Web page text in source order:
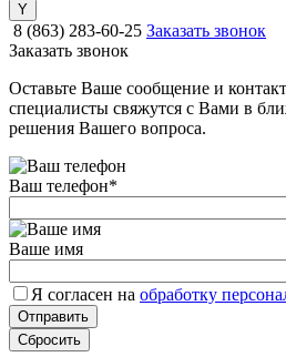
8 (863) 283-60-25 Заказать звонок
Заказать звонок
Оставьте Ваше сообщение и
специалисты свяжутся с Вами в
решения Вашего вопроса.
Ваш телефон*
Ваше имя
Я согласен на обработку